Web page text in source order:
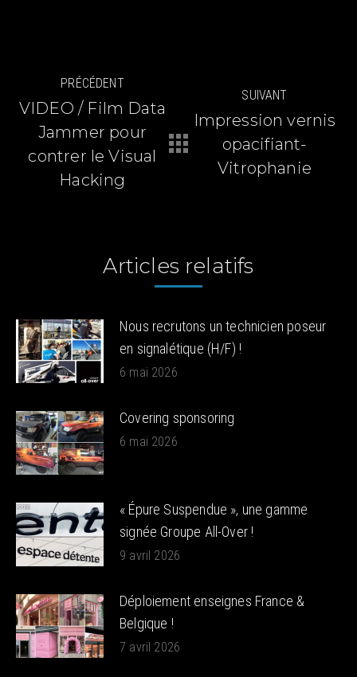
Navigation
article
PRÉCÉDENT
Article
précédent
:
VIDEO / Film Data
Jammer pour
contrer le Visual
Hacking
SUIVANT
Article
suivant
Impression vernis
opacifiant-
Vitrophanie
Articles relatifs
Nous recrutons un technicien poseur
en signalétique (H/F) !
6 mai 2026
Covering sponsoring
6 mai 2026
« Épure Suspendue », une gamme
signée Groupe All-Over !
9 avril 2026
Déploiement enseignes France &
Belgique !
7 avril 2026